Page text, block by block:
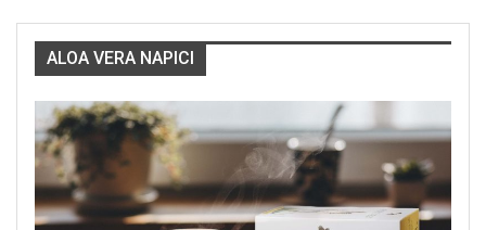
ALOA VERA NAPICI